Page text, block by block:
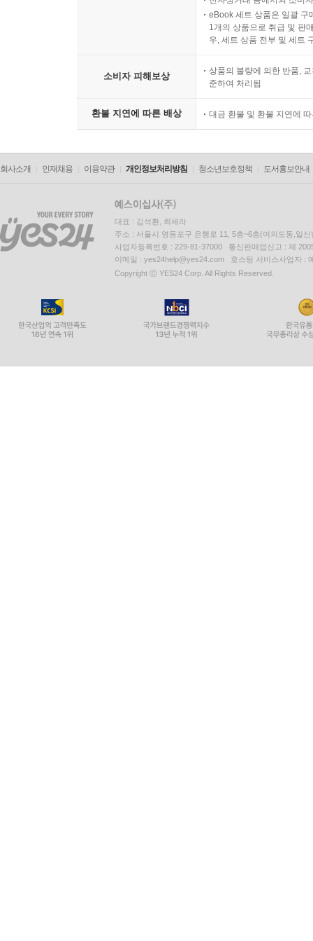
eBook 세트 상품은 일괄 구
1개의 상품으로 취급 및 판
우, 세트 상품 전부 및 세트
소비자 피해보상
상품의 불량에 의한 반품,
준하여 처리됨
환불 지연에 따른 배상 대금 환불 및 환불 지연에
회사소개 인재채용 이용약관 개인정보처리방침 청소년보호정책 도서홍보안내
대표 : 김석환, 최세라
주소 : 서울시 영등포구 은행로 11, 5층~6층(여의도동,일신
사업자등록번호 : 229-81-37000 통신판매업신고 : 제
이메일 : yes24help@yes24.com 호스팅 서비스사업자 :
Copyright ⓒ YES24 Corp. All Rights Reserved.